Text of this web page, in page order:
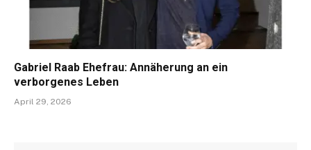
Gabriel Raab Ehefrau: Annäherung an ein
verborgenes Leben
April 29, 2026